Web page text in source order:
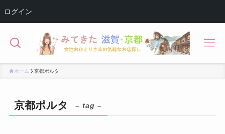
ログイン
ホーム 京都ポルタ
京都ポルタ – tag –